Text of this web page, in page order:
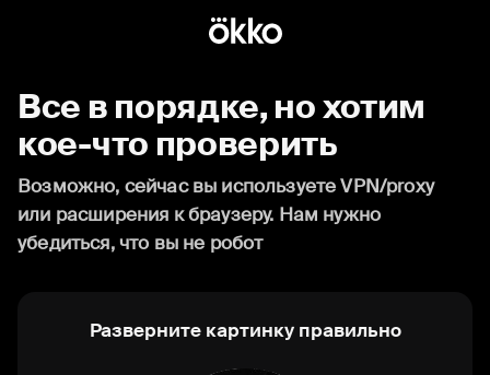
Все в порядке, но хотим
кое-что проверить
Возможно, сейчас вы используете VPN/proxy
или расширения к браузеру. Нам нужно
убедиться, что вы не робот
Разверните картинку правильно